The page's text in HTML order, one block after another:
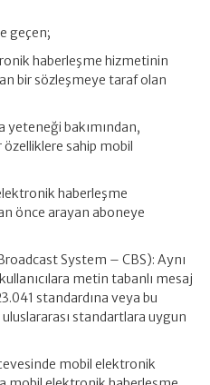
geçen;
haberleşme hizmetinin
bir sözleşmeye taraf olan
yeteneği bakımından,
sahip mobil
haberleşme
önce arayan aboneye
System – CBS): Aynı
metin tabanlı mesaj
standardına veya bu
standartlara uygun
mobil elektronik